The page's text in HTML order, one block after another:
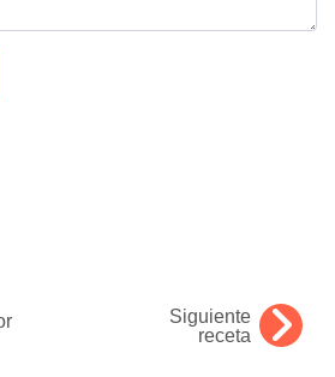
Siguiente
receta